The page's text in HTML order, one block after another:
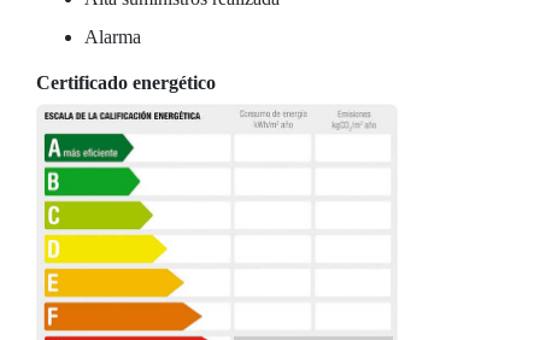
Alarma
Certificado energético